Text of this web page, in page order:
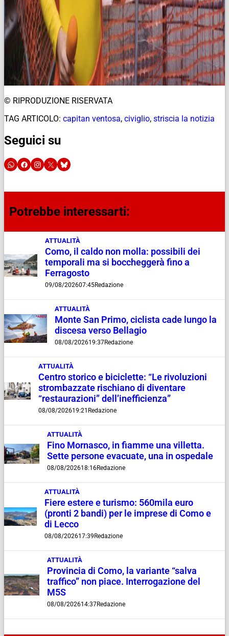
© RIPRODUZIONE RISERVATA
TAG ARTICOLO: capitan ventosa, civiglio, striscia la notizia
Seguici su
Potrebbe interessarti:
ATTUALITÀ
Como, il caldo non molla: possibili dei
temporali ma si boccheggerà fino a
Ferragosto
09/08/202607:45Redazione
ATTUALITÀ
Monte San Primo, ciclista cade lungo la
discesa verso Bellagio
08/08/202619:37Redazione
ATTUALITÀ
Centro storico e biciclette: “Le rivoluzioni
strombazzate rischiano di diventare
“restaurazioni” dell’inefficienza”
08/08/202619:21 Redazione
ATTUALITÀ
Fino Mornasco, in fiamme una villetta.
Sette persone evacuate, una in ospedale
08/08/202618:16Redazione
ATTUALITÀ
Fiere estere e turismo: 560mila euro
(pronti 2 bandi) per le imprese di Como e
di Lecco
08/08/202617:39 Redazione
ATTUALITÀ
Provincia di Como, la variante “salva
traffico” non piace. Interrogazione del
M5S
08/08/202614:37Redazione